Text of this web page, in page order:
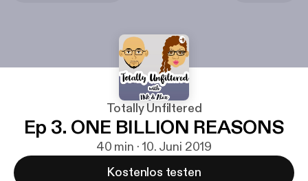
Totally Unfiltered
Ep 3. ONE BILLION REASONS
40 min · 10. Juni 2019
Kostenlos testen